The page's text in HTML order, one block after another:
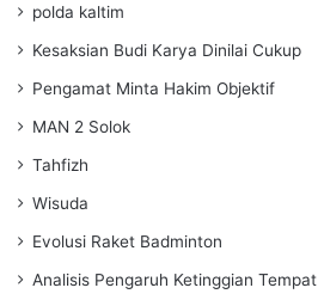
polda kaltim
Kesaksian Budi Karya Dinilai Cukup
Pengamat Minta Hakim Objektif
MAN 2 Solok
Tahfizh
Wisuda
Evolusi Raket Badminton
Analisis Pengaruh Ketinggian Tempat